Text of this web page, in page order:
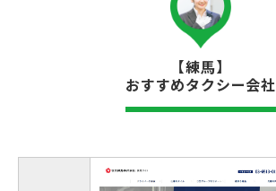
【練馬】
おすすめタクシー会社